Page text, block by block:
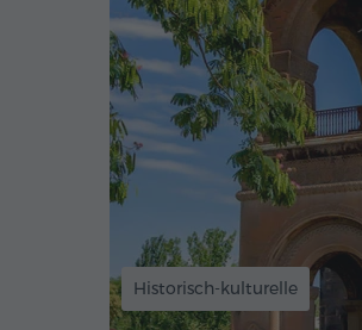
Historisch-kulturelle